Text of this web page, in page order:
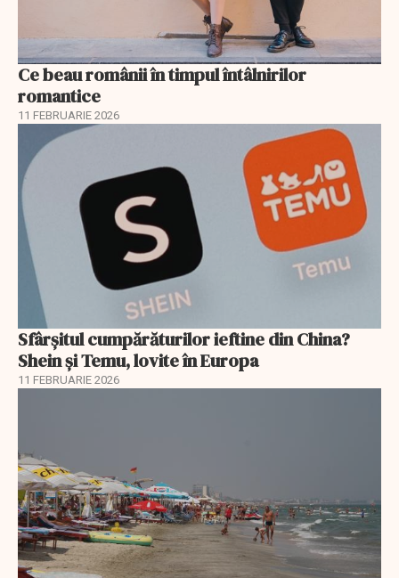
Ce beau românii în timpul întâlnirilor
romantice
11 FEBRUARIE 2026
Sfârșitul cumpărăturilor ieftine din China?
Shein și Temu, lovite în Europa
11 FEBRUARIE 2026